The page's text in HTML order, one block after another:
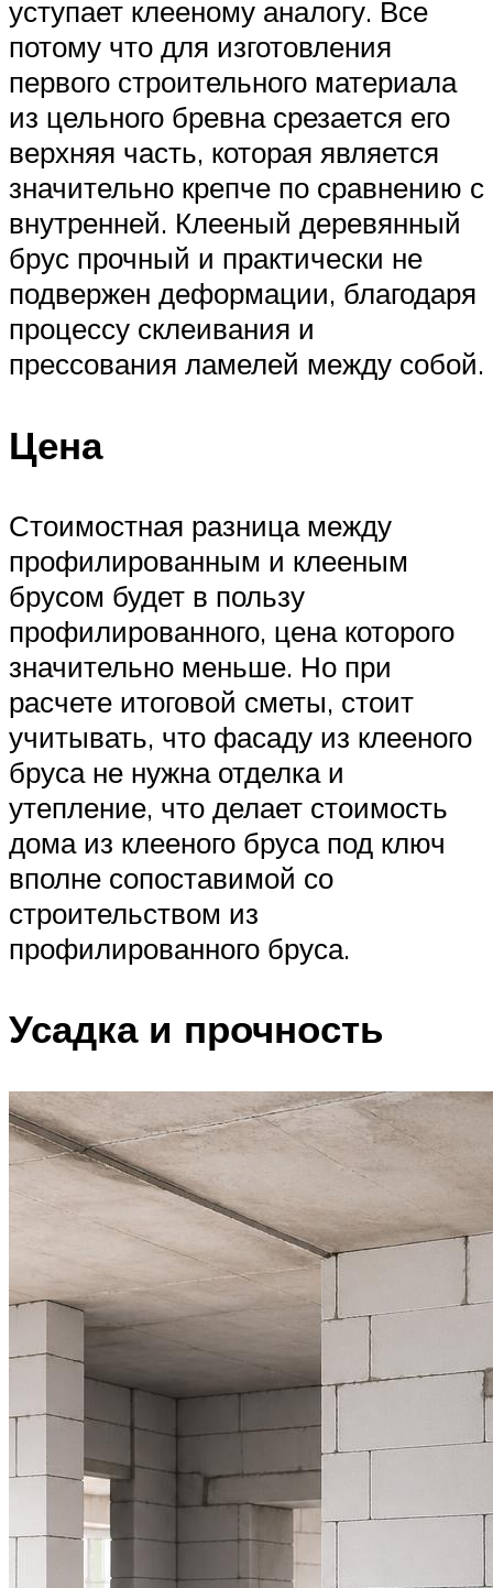
уступает клееному аналогу. Все
потому что для изготовления
первого строительного материала
из цельного бревна срезается его
верхняя часть, которая является
значительно крепче по сравнению с
внутренней. Клееный деревянный
брус прочный и практически не
подвержен деформации, благодаря
процессу склеивания и
прессования ламелей между собой.
Цена
Стоимостная разница между
профилированным и клееным
брусом будет в пользу
профилированного, цена которого
значительно меньше. Но при
расчете итоговой сметы, стоит
учитывать, что фасаду из клееного
бруса не нужна отделка и
утепление, что делает стоимость
дома из клееного бруса под ключ
вполне сопоставимой со
строительством из
профилированного бруса.
Усадка и прочность